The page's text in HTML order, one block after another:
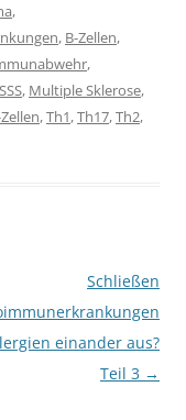
,
, B-Zellen,
,
, Multiple Sklerose,
,Th1,Th17,Th2,
Schließen
einander aus?
Teil 3 →